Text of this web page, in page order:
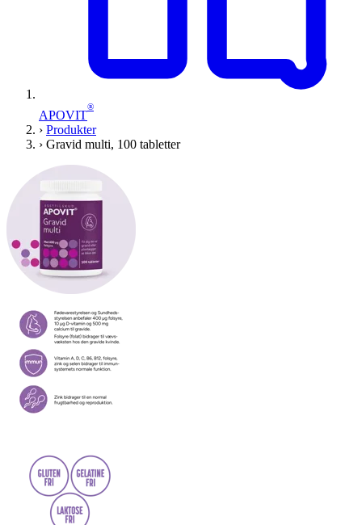
APOVIT
®
› Produkter
› Gravid multi, 100 tabletter